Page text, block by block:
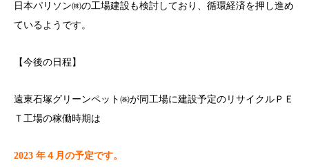
日本パリソン㈱の工場建設も検討しており、循環経済を押し進め
ているようです。
【今後の日程】
遠東石塚グリーンペット㈱が同工場に建設予定のリサイクルＰＥ
Ｔ工場の稼働時期は
2023 年４月の予定です。